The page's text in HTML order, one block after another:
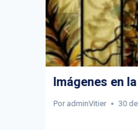
Imágenes en
Por adminVitier 30